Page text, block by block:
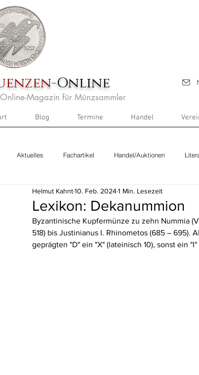
-Online
Magazin für Münzsammler
Blog Termine Handel
Aktuelles Fachartikel Handel/Auktionen
Lexikon: Dekanummion
Helmut Kahnt10. Feb. 20241 Min. Lesezeit
Byzantinische Kupfermünze zu zehn Nummia
518) bis Justinianus I. Rhinometos (685 – 695).
geprägten "D" ein "X" (lateinisch 10), sonst ein